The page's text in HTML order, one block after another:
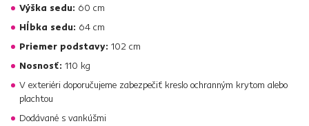
Výška sedu: 60 cm
Hĺbka sedu: 64 cm
Priemer podstavy: 102 cm
Nosnosť: 110 kg
V exteriéri doporučujeme zabezpečiť kreslo ochranným krytom alebo
plachtou
Dodávané s vankúšmi